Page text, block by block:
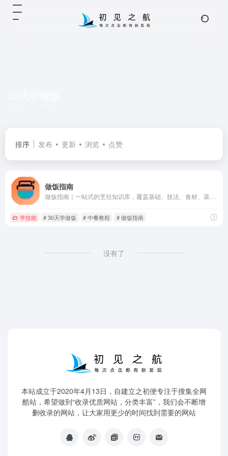
排序 发布 更新 浏览 点赞
做饭指南
学技能 # 30天学做饭 # 中餐教程 # 做饭指南
没有了
本站成立于2020年4月13日，自建立之初便专注于搜集全网
酷站，希望做到“收录优质网站，分类丰富”，我们会不断增
删收录的网站，让大家用更少的时间找到需要的网站